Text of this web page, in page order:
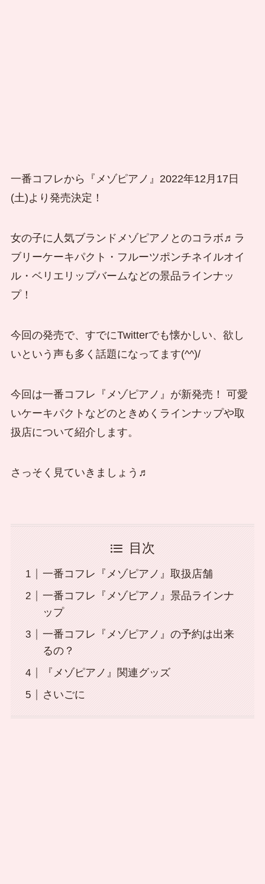
一番コフレから『メゾピアノ』 2022年12月17日
(土)より発売決定！
女の子に人気ブランドメゾピアノとのコラボ♬ラ
ブリーケーキパクト・フルーツポンチネイルオイ
ル・ベリエリップバームなどの景品ラインナッ
プ！
今回の発売で、すでにTwitterでも懐かしい、欲し
いという声も多く話題になってます(^^)/
今回は一番コフレ『メゾピアノ』が新発売！ 可愛
いケーキパクトなどのときめくラインナップや取
扱店について紹介します。
さっそく見ていきましょう♬
目次
一番コフレ『メゾピアノ』取扱店舗
一番コフレ『メゾピアノ』景品ラインナ
ップ
一番コフレ『メゾピアノ』の予約は出来
るの？
『メゾピアノ』関連グッズ
さいごに